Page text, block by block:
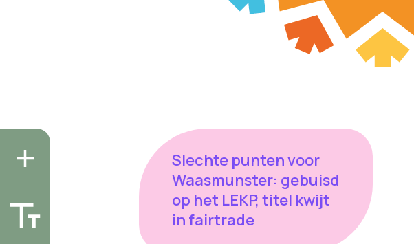
Slechte punten voor
Waasmunster: gebuisd
op het LEKP, titel kwijt
in fairtrade